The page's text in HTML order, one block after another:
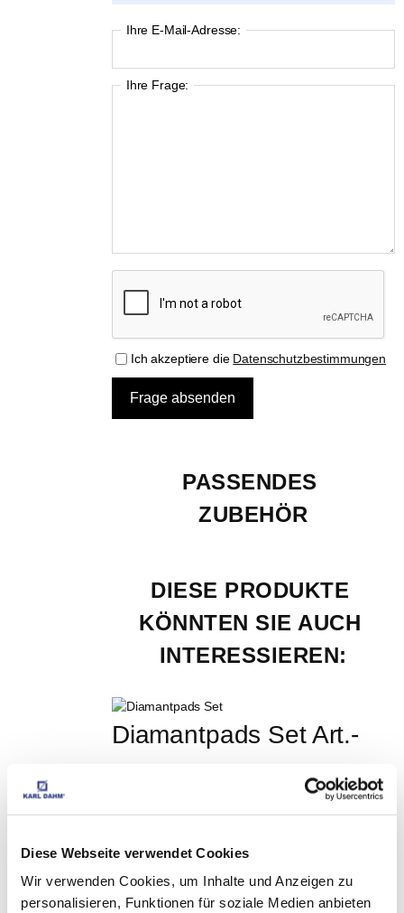
Diese Webseite verwendet Cookies
Wir verwenden Cookies, um Inhalte und Anzeigen zu
personalisieren, Funktionen für soziale Medien anbieten
Ihre E-Mail-Adresse:
Ihre Frage:
Ich akzeptiere die Datenschutzbestimmungen
PASSENDES
ZUBEHÖR
DIESE PRODUKTE
KÖNNTEN SIE AUCH
INTERESSIEREN:
Diamantpads Set Art.-
EUR118,76Inkl. MwSt *
Jollyschleifscheiben -